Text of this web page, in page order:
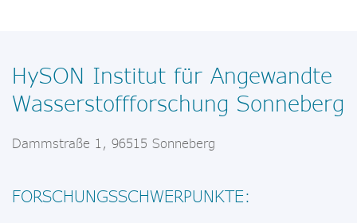
HySON Institut für Angewandte
Wasserstoffforschung Sonneberg
Dammstraße 1, 96515 Sonneberg
FORSCHUNGSSCHWERPUNKTE: